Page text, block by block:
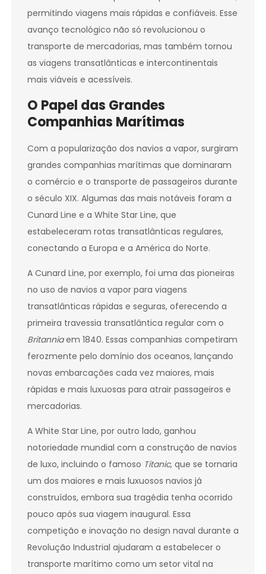
permitindo viagens mais rápidas e confiáveis. Esse
avanço tecnológico não só revolucionou o
transporte de mercadorias, mas também tornou
as viagens transatlânticas e intercontinentais
mais viáveis e acessíveis.
O Papel das Grandes
Companhias Marítimas
Com a popularização dos navios a vapor, surgiram
grandes companhias marítimas que dominaram
o comércio e o transporte de passageiros durante
o século XIX. Algumas das mais notáveis foram a
Cunard Line e a White Star Line, que
estabeleceram rotas transatlânticas regulares,
conectando a Europa e a América do Norte.
A Cunard Line, por exemplo, foi uma das pioneiras
no uso de navios a vapor para viagens
transatlânticas rápidas e seguras, oferecendo a
primeira travessia transatlântica regular com o
Britanniaem 1840. Essas companhias competiram
ferozmente pelo domínio dos oceanos, lançando
novas embarcações cada vez maiores, mais
rápidas e mais luxuosas para atrair passageiros e
mercadorias.
A White Star Line, por outro lado, ganhou
notoriedade mundial com a construção de navios
de luxo, incluindo o famoso Titanic, que se tornaria
um dos maiores e mais luxuosos navios já
construídos, embora sua tragédia tenha ocorrido
pouco após sua viagem inaugural. Essa
competição e inovação no design naval durante a
Revolução Industrial ajudaram a estabelecer o
transporte marítimo como um setor vital na